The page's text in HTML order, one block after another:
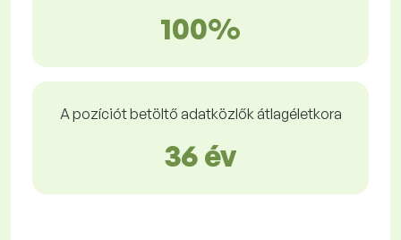
100%
A pozíciót betöltő adatközlők átlagéletkora
36 év